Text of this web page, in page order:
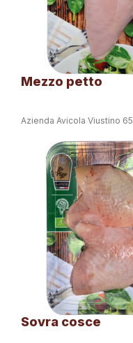
Mezzo petto
Azienda Avicola Viustino 65
Sovra cosce